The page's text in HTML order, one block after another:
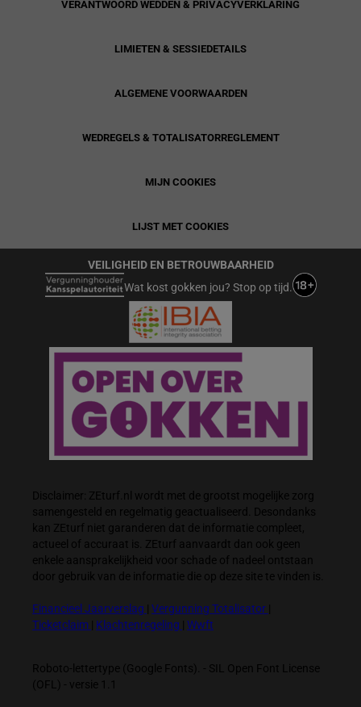
VERANTWOORD WEDDEN & PRIVACYVERKLARING
LIMIETEN & SESSIEDETAILS
ALGEMENE VOORWAARDEN
WEDREGELS & TOTALISATORREGLEMENT
MIJN COOKIES
LIJST MET COOKIES
VEILIGHEID EN BETROUWBAARHEID
Wat kost gokken jou? Stop op tijd.
Disclaimer: ZEturf.nl wordt met de grootst mogelijke zorg
samengesteld en regelmatig geactualiseerd. Desondanks
kan ZEturf niet garanderen dat de informatie compleet,
actueel of accuraat is. ZEturf aanvaardt dan ook geen
enkele aansprakelijkheid voor schade of nadeel ontstaan
door gebruik van de informatie die op deze site te vinden is.
Financieel Jaarverslag Vergunning Totalisator
Ticketclaim
Klachtenregeling Wwft
Roboto-lettertype (Google Fonts). - SIL Open Font License
(OFL) - versie 1.1